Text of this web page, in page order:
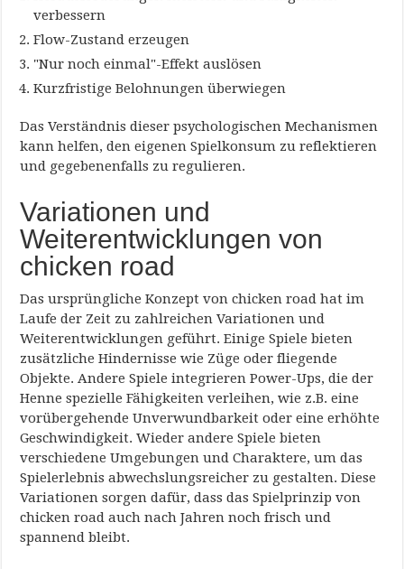
verbessern
Flow-Zustand erzeugen
"Nur noch einmal"-Effekt auslösen
Kurzfristige Belohnungen überwiegen
Das Verständnis dieser psychologischen Mechanismen
kann helfen, den eigenen Spielkonsum zu reflektieren
und gegebenenfalls zu regulieren.
Variationen und
Weiterentwicklungen von
chicken road
Das ursprüngliche Konzept von chicken road hat im
Laufe der Zeit zu zahlreichen Variationen und
Weiterentwicklungen geführt. Einige Spiele bieten
zusätzliche Hindernisse wie Züge oder fliegende
Objekte. Andere Spiele integrieren Power-Ups, die der
Henne spezielle Fähigkeiten verleihen, wie z.B. eine
vorübergehende Unverwundbarkeit oder eine erhöhte
Geschwindigkeit. Wieder andere Spiele bieten
verschiedene Umgebungen und Charaktere, um das
Spielerlebnis abwechslungsreicher zu gestalten. Diese
Variationen sorgen dafür, dass das Spielprinzip von
chicken road auch nach Jahren noch frisch und
spannend bleibt.